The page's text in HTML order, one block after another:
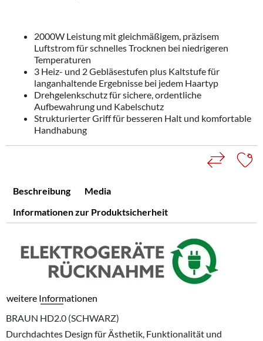
2000W Leistung mit gleichmäßigem, präzisem
Luftstrom für schnelles Trocknen bei niedrigeren
Temperaturen
3 Heiz- und 2 Gebläsestufen plus Kaltstufe für
langanhaltende Ergebnisse bei jedem Haartyp
Drehgelenkschutz für sichere, ordentliche
Aufbewahrung und Kabelschutz
Strukturierter Griff für besseren Halt und komfortable
Handhabung
Beschreibung
Media
Informationen zur Produktsicherheit
weitere Informationen
BRAUN HD2.0 (SCHWARZ)
Durchdachtes Design für Ästhetik, Funktionalität und